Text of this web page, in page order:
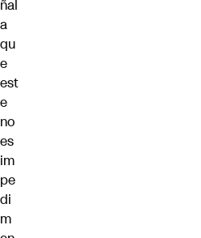
ñal
a
qu
e
est
e
no
es
im
pe
di
m